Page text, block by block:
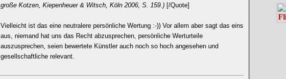
große Kotzen, Kiepenheuer & Witsch, Köln 2006, S. 159.) [/Quote]
Vielleicht ist das eine neutralere persönliche Wertung :-)) Vor allem aber sagt das eins
aus, niemand hat uns das Recht abzusprechen, persönliche Werturteile
auszusprechen, seien bewertete Künstler auch noch so hoch angesehen und
gesellschaftliche relevant.